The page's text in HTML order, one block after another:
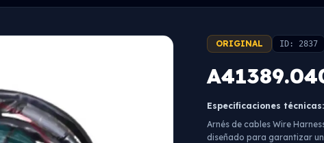
ORIGINAL ID: 2837
Especificaciones técnicas:
Arnés de cables Wire
diseñado para garantizar